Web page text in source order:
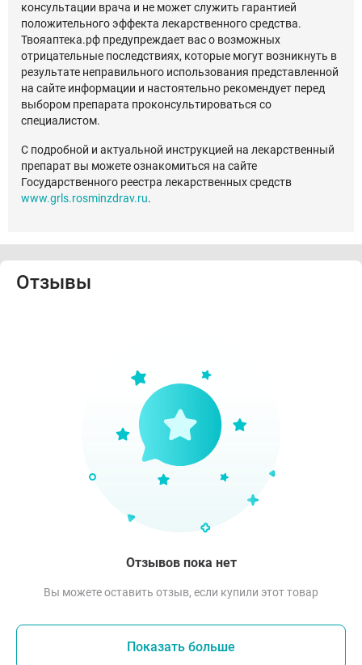
консультации врача и не может служить гарантией
положительного эффекта лекарственного средства.
Твояаптека.рф предупреждает вас о возможных
отрицательные последствиях, которые могут возникнуть в
результате неправильного использования представленной
на сайте информации и настоятельно рекомендует перед
выбором препарата проконсультироваться со
специалистом.
С подробной и актуальной инструкцией на лекарственный
препарат вы можете ознакомиться на сайте
Государственного реестра лекарственных средств
www.grls.rosminzdrav.ru.
Отзывы
Отзывов пока нет
Вы можете оставить отзыв, если купили этот товар
Показать больше